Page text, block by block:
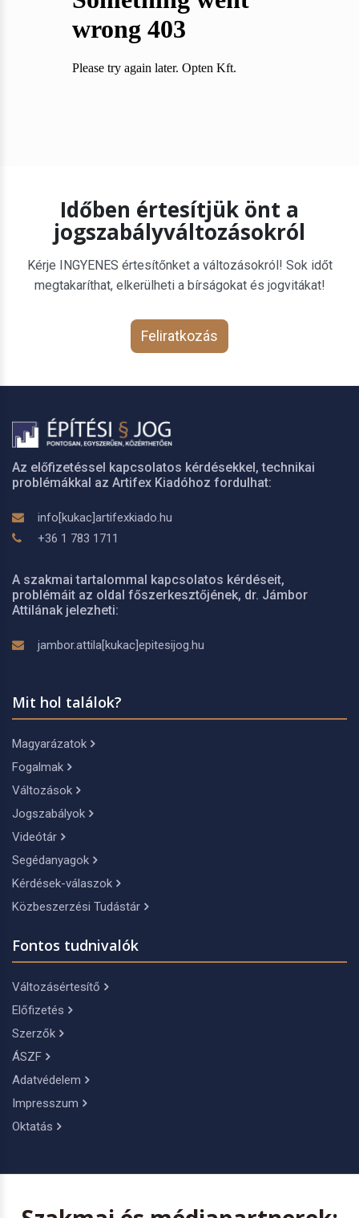
Időben értesítjük önt a
jogszabályváltozásokról
Kérje INGYENES értesítőnket a változásokról! Sok időt
megtakaríthat, elkerülheti a bírságokat és jogvitákat!
Feliratkozás
Az előfizetéssel kapcsolatos kérdésekkel, technikai
problémákkal az Artifex Kiadóhoz fordulhat:
info[kukac]artifexkiado.hu
+36 1 783 1711
A szakmai tartalommal kapcsolatos kérdéseit,
problémáit az oldal főszerkesztőjének, dr. Jámbor
Attilának jelezheti:
jambor.attila[kukac]epitesijog.hu
Mit hol találok?
Magyarázatok
Fogalmak
Változások
Jogszabályok
Videótár
Segédanyagok
Kérdések-válaszok
Közbeszerzési Tudástár
Fontos tudnivalók
Változásértesítő
Előfizetés
Szerzők
ÁSZF
Adatvédelem
Impresszum
Oktatás